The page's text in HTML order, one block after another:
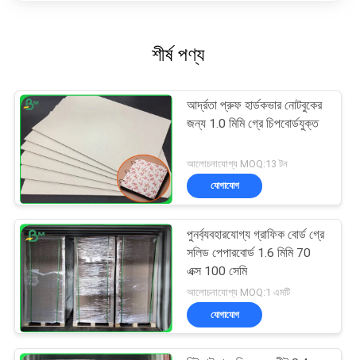
শীর্ষ পণ্য
আর্দ্রতা প্রুফ হার্ডকভার নোটবুকের
জন্য 1.0 মিমি গ্রে চিপবোর্ডযুক্ত
আলোচনাযোগ্য MOQ:13 টন
যোগাযোগ
পুনর্ব্যবহারযোগ্য গ্রাফিক বোর্ড গ্রে
সলিড পেপারবোর্ড 1.6 মিমি 70
এক্স 100 সেমি
আলোচনাযোগ্য MOQ:1 এমটি
যোগাযোগ